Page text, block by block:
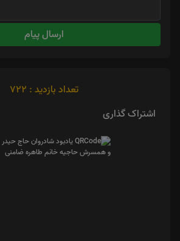
ارسال پیام
تعداد بازدید : 722
اشتراک گذاری